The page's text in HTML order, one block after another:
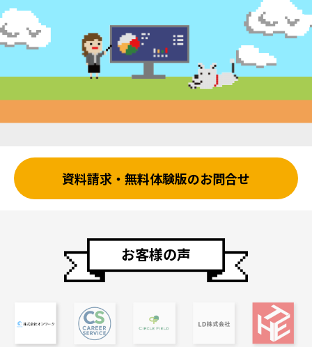
資料請求・無料体験版のお問合せ
お客様の声